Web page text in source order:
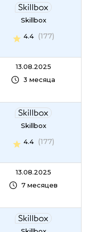
Skillbox
4.4
(177)
13.08.2025
3 месяца
Skillbox
4.4
(177)
13.08.2025
7 месяцев